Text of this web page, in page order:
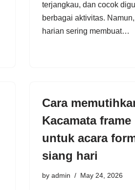
terjangkau, dan cocok
berbagai aktivitas.
harian sering membuat…
Cara
Kacamata
untuk acara
siang hari
by admin May 24, 2026